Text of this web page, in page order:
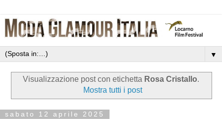
▼
Visualizzazione post con etichetta Rosa Cristallo.
Mostra tutti i post
sabato 12 aprile 2025